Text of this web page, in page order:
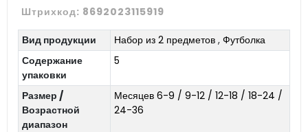
Штрихкод: 8692023115919
Вид продукции Набор из 2 предметов, Футболка
Содержание
упаковки
5
Размер /
Возрастной
диапазон
Месяцев 6-9 / 9-12 / 12-18 / 18-24 /
24-36